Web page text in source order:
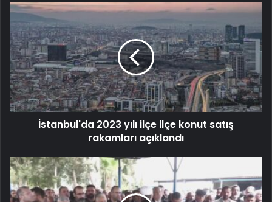
İstanbul'da 2023 yılı ilçe ilçe konut satış
rakamları açıklandı